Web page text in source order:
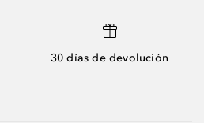
30 días de devolución